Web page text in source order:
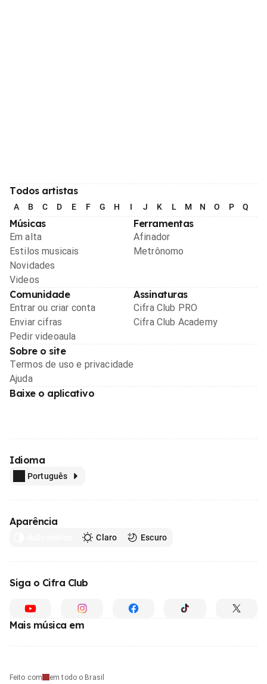
Todos artistas
A B C D E F G H I J K L M N O P Q
Músicas
Em alta
Estilos musicais
Novidades
Videos
Ferramentas
Afinador
Metrônomo
Comunidade
Entrar ou criar conta
Enviar cifras
Pedir videoaula
Assinaturas
Cifra Club PRO
Cifra Club Academy
Sobre o site
Termos de uso e privacidade
Ajuda
Baixe o aplicativo
Idioma
Português
Aparência
Claro Escuro
Siga o Cifra Club
Mais música em
Feito com
em todo o Brasil